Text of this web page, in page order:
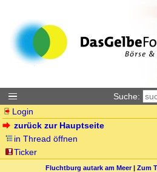
Suche:
Login
zurück zur Hauptseite
in Thread öffnen
Ticker
Fluchtburg autark am Meer| Zum